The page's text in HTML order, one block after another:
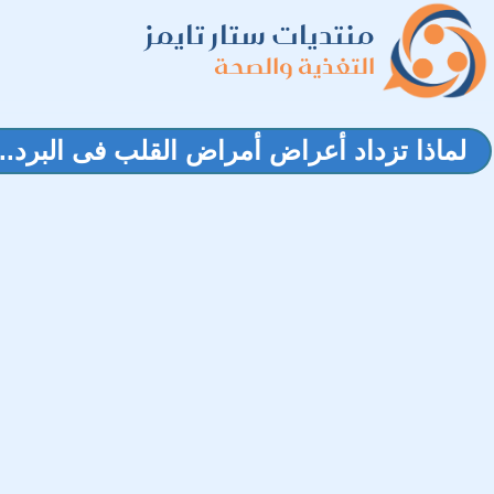
منتديات ستار تايمز
التغذية والصحة
لماذا تزداد أعراض أمراض القلب فى البرد..